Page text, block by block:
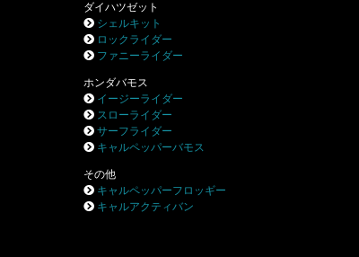
ダイハツゼット
シェルキット
ロックライダー
ファニーライダー
ホンダバモス
イージーライダー
スローライダー
サーフライダー
キャルペッパーバモス
その他
キャルペッパーフロッギー
キャルアクティバン